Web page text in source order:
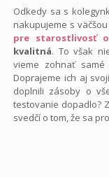
Odkedy sa s
nakupujeme s
pre starostlivosť
kvalitná. To však
vieme zohnať samé
Doprajeme ich aj
doplnili zásoby o
testovanie dopadlo?
svedčí o tom, že sa